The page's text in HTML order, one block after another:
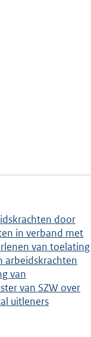
door
in verband met
van toelating
arbeidskrachten
van
van SZW over
uitleners